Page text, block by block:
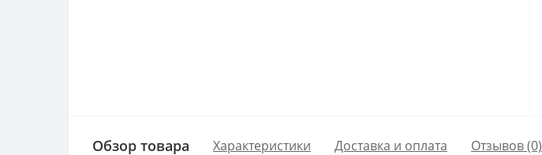
Обзор товара Характеристики Доставка и оплата Отзывов (0)